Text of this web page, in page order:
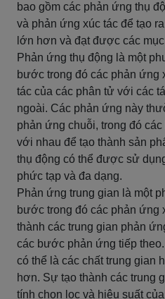
bao gồm các phản ứng thụ
và phản ứng xúc tác để tạo
lớn hơn và đạt được các
Phản ứng thụ động là một
bước trong đó các phản ứng
tác của các phân tử với các
ngoài. Các phản ứng này
phản ứng chuỗi, trong đó
với nhau để tạo thành sản
thụ động có thể được sử
phức tạp và đa dạng.
Phản ứng trung gian là một
bước trong đó các phản ứng
thành các trung gian phản
các bước phản ứng tiếp
có thể là các chất trung gian
hơn. Sự tạo thành các trung
tính chọn lọc và hiệu suất